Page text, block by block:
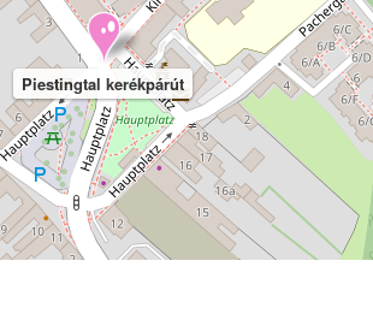
Piestingtal kerékpárút